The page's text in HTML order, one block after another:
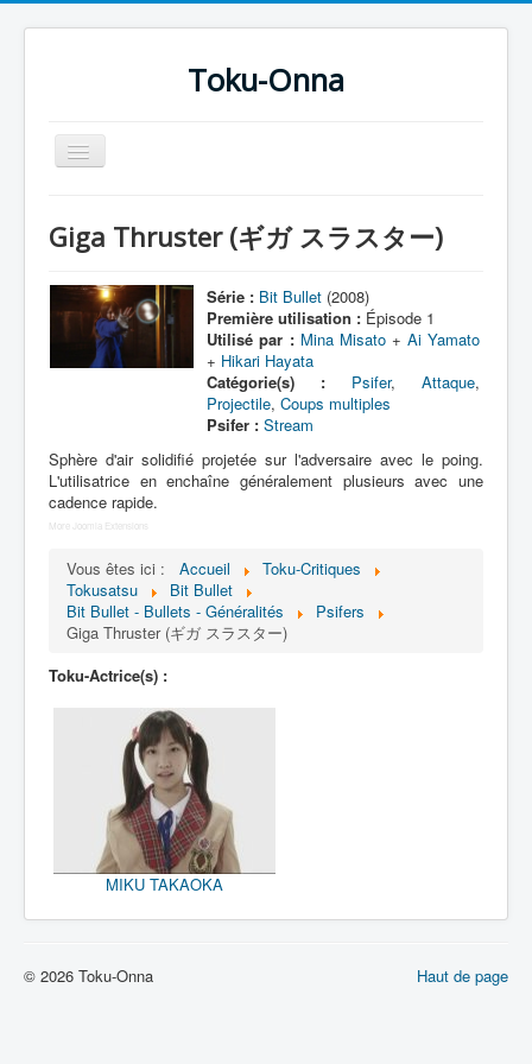
Toku-Onna
Basculer
la
Toku-Actrices
Toku-Critiques
Séries
Films
Dessins
Artiste Asperger
Lexique
Bit Bullet (ビット バレット)
Série
Personnages
Épisodes
Chronologie
Références
Fanservice
Bullets
Giga Thruster (ギガ スラスター)
Série : Bit Bullet (2008)
Première utilisation : Épisode 1
Utilisé par : Mina Misato+Ai Yamato
+ Hikari Hayata
Catégorie(s) :
Psifer,Attaque,
Projectile,Coups multiples
Psifer : Stream
Sphère d'air solidifié projetée sur l'adversaire avec le poing.
L'utilisatrice en enchaîne généralement plusieurs avec une
cadence rapide.
More Joomla Extensions
Vous êtes ici : Accueil
Toku-Critiques
Tokusatsu
Bit Bullet
Bit Bullet - Bullets - Généralités
Psifers
Giga Thruster (ギガ スラスター)
Toku-Actrice(s) :
MIKU TAKAOKA
Haut de page
© 2026 Toku-Onna